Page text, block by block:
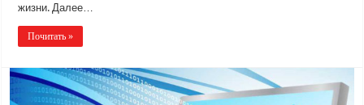
жизни. Далее…
Почитать »